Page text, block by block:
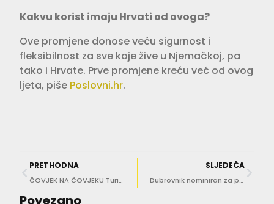
Kakvu korist imaju Hrvati od ovoga?
Ove promjene donose veću sigurnost i
fleksibilnost za sve koje žive u Njemačkoj, pa
tako i Hrvate. Prve promjene kreću već od ovog
ljeta, piše Poslovni.hr.
PRETHODNA
ČOVJEK NA ČOVJEKU Turisti lude za kupanjem u Pilama. Bi li vi?
SLJEDEĆA
Dubrovnik nominiran za prestižnu nagradu Wanderlust Travel Awards 2025
Povezano